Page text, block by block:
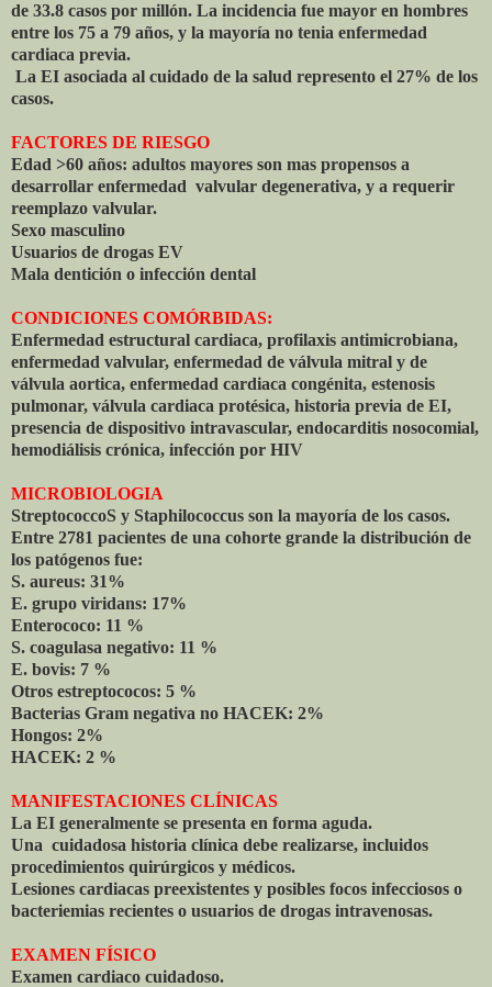
de 33.8 casos por millón. La incidencia fue mayor en hombres
entre los 75 a 79 años, y la mayoría no tenia enfermedad
cardiaca previa.
La EI asociada al cuidado de la salud represento el 27% de los
casos.
FACTORES DE RIESGO
Edad >60 años: adultos mayores son mas propensos a
desarrollar enfermedad valvular degenerativa, y a requerir
reemplazo valvular.
Sexo masculino
Usuarios de drogas EV
Mala dentición o infección dental
CONDICIONES COMÓRBIDAS:
Enfermedad estructural cardiaca, profilaxis antimicrobiana,
enfermedad valvular, enfermedad de válvula mitral y de
válvula aortica, enfermedad cardiaca congénita, estenosis
pulmonar, válvula cardiaca protésica, historia previa de EI,
presencia de dispositivo intravascular, endocarditis nosocomial,
hemodiálisis crónica, infección por HIV
MICROBIOLOGIA
StreptococcoS y Staphilococcus son la mayoría de los casos.
Entre 2781 pacientes de una cohorte grande la distribución de
los patógenos fue:
S. aureus: 31%
E. grupo viridans: 17%
Enterococo: 11 %
S. coagulasa negativo: 11 %
E. bovis: 7 %
Otros estreptococos: 5 %
Bacterias Gram negativa no HACEK: 2%
Hongos: 2%
HACEK: 2 %
MANIFESTACIONES CLÍNICAS
La EI generalmente se presenta en forma aguda.
Una cuidadosa historia clínica debe realizarse, incluidos
procedimientos quirúrgicos y médicos.
Lesiones cardiacas preexistentes y posibles focos infecciosos o
bacteriemias recientes o usuarios de drogas intravenosas.
EXAMEN FÍSICO
Examen cardiaco cuidadoso.